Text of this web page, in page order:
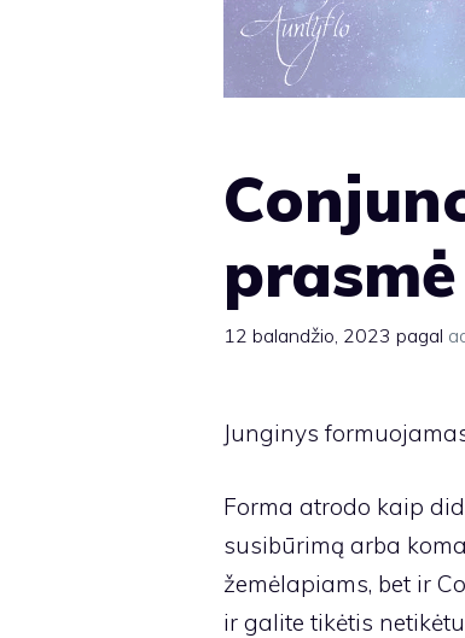
12 balandžio, 2023 pagal
Junginys
Forma atrodo kaip
susibūrimą arba
žemėlapiams, bet ir
ir galite tikėtis